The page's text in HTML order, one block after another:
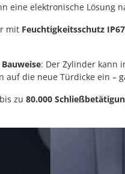
eine elektronische Lösung
mit Feuchtigkeitsschutz IP67
: Der Zylinder kann
die neue Türdicke ein –
zu 80.000